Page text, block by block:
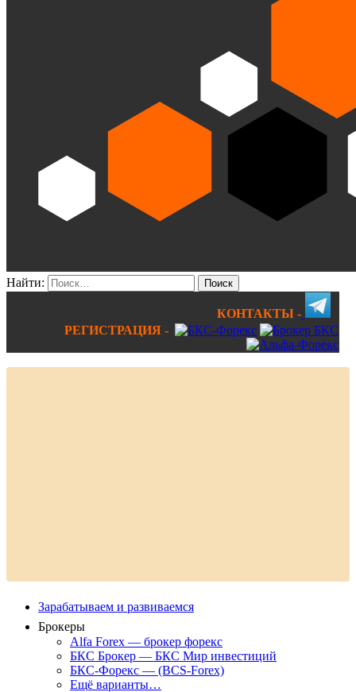
Найти:
КОНТАКТЫ -
РЕГИСТРАЦИЯ -
Зарабатываем и развиваемся
Брокеры
Alfa Forex — брокер форекс
БКС Брокер — БКС Мир инвестиций
БКС-Форекс — (BCS-Forex)
Ещё варианты…